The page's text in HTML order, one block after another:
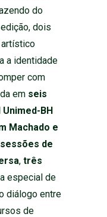
do
dois
artístico
a identidade
com
em seis
BH
Machado e
de
, três
especial de
diálogo entre
de